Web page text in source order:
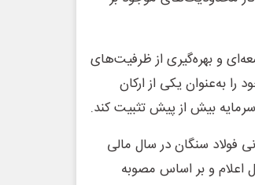
و بهره‌گیری از ظرفیت‌های
به‌عنوان یکی از ارکان
سرمایه بیش از پیش تثبیت کند.
فولاد سنگان در سال مالی
اعلام و بر اساس مصوبه